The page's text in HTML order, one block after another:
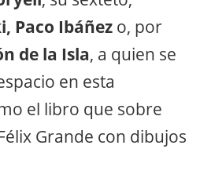
Paco Ibáñez o, por
de la Isla, a quien se
en esta
el libro que sobre
Grande con dibujos